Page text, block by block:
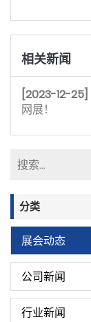
相关新闻
[2023-12-25]
网展！
分类
展会动态
公司新闻
行业新闻